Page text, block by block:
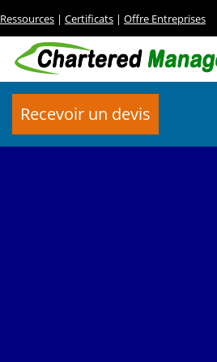
Ressources | Certificats | Offre Entreprises
Recevoir un devis